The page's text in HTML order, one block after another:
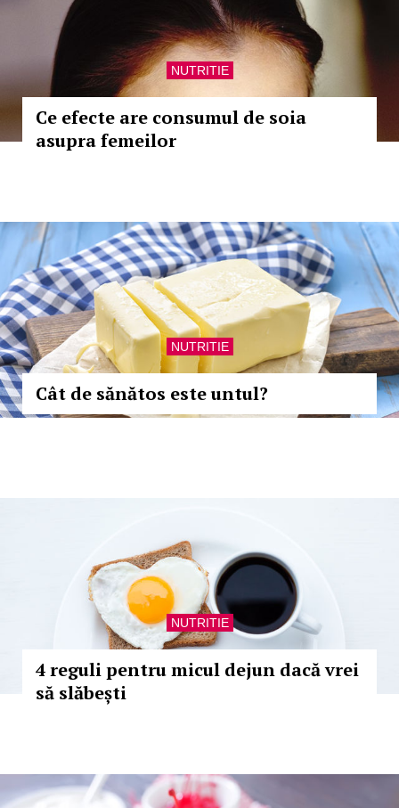
NUTRITIE
Ce efecte are consumul de soia
asupra femeilor
NUTRITIE
Cât de sănătos este untul?
NUTRITIE
4 reguli pentru micul dejun dacă vrei
să slăbești